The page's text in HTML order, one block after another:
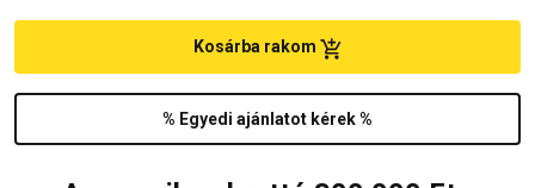
% Egyedi ajánlatot kérek %
Kosárba rakom